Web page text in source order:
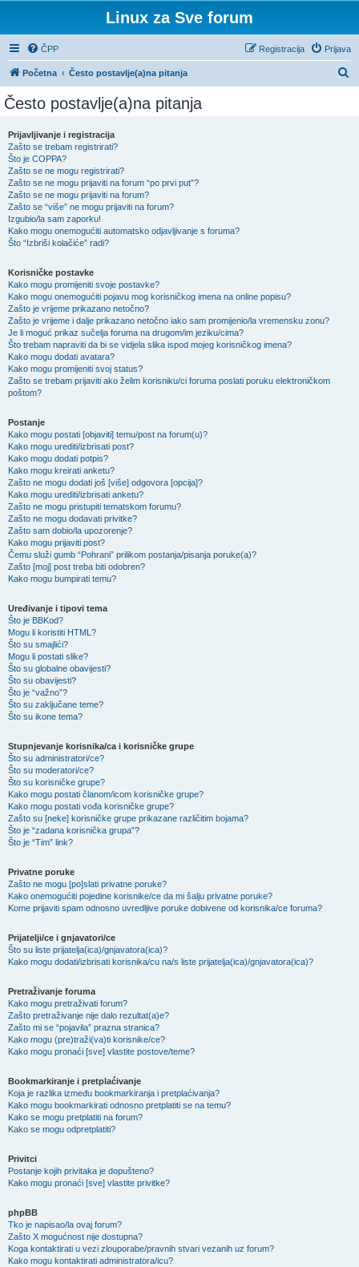
Linux za Sve forum
ČPP Prijava
Registracija
Početna Često postavlje(a)na pitanja
Često postavlje(a)na pitanja
Prijavljivanje i registracija
Zašto se trebam registrirati?
Što je COPPA?
Zašto se ne mogu registrirati?
Zašto se ne mogu prijaviti na forum “po prvi put”?
Zašto se ne mogu prijaviti na forum?
Zašto se “više” ne mogu prijaviti na forum?
Izgubio/la sam zaporku!
Kako mogu onemogućiti automatsko odjavljivanje s foruma?
Što “Izbriši kolačiće” radi?
Korisničke postavke
Kako mogu promijeniti svoje postavke?
Kako mogu onemogućiti pojavu mog korisničkog imena na online popisu?
Zašto je vrijeme prikazano netočno?
Zašto je vrijeme i dalje prikazano netočno iako sam promijenio/la vremensku zonu?
Je li moguć prikaz sučelja foruma na drugom/im jeziku/cima?
Što trebam napraviti da bi se vidjela slika ispod mojeg korisničkog imena?
Kako mogu dodati avatara?
Kako mogu promijeniti svoj status?
Zašto se trebam prijaviti ako želim korisniku/ci foruma poslati poruku elektroničkom
poštom?
Postanje
Kako mogu postati [objaviti] temu/post na forum(u)?
Kako mogu urediti/izbrisati post?
Kako mogu dodati potpis?
Kako mogu kreirati anketu?
Zašto ne mogu dodati još [više] odgovora [opcija]?
Kako mogu urediti/izbrisati anketu?
Zašto ne mogu pristupiti tematskom forumu?
Zašto ne mogu dodavati privitke?
Zašto sam dobio/la upozorenje?
Kako mogu prijaviti post?
Čemu služi gumb “Pohrani” prilikom postanja/pisanja poruke(a)?
Zašto [moj] post treba biti odobren?
Kako mogu bumpirati temu?
Uređivanje i tipovi tema
Što je BBKod?
Mogu li koristiti HTML?
Što su smajlići?
Mogu li postati slike?
Što su globalne obavijesti?
Što su obavijesti?
Što je “važno”?
Što su zaključane teme?
Što su ikone tema?
Stupnjevanje korisnika/ca i korisničke grupe
Što su administratori/ce?
Što su moderatori/ce?
Što su korisničke grupe?
Kako mogu postati članom/icom korisničke grupe?
Kako mogu postati vođa korisničke grupe?
Zašto su [neke] korisničke grupe prikazane različitim bojama?
Što je “zadana korisnička grupa”?
Što je “Tim” link?
Privatne poruke
Zašto ne mogu [po]slati privatne poruke?
Kako onemogućiti pojedine korisnike/ce da mi šalju privatne poruke?
Kome prijaviti spam odnosno uvredljive poruke dobivene od korisnika/ce foruma?
Prijatelji/ce i gnjavatori/ce
Što su liste prijatelja(ica)/gnjavatora(ica)?
Kako mogu dodati/izbrisati korisnika/cu na/s liste prijatelja(ica)/gnjavatora(ica)?
Pretraživanje foruma
Kako mogu pretraživati forum?
Zašto pretraživanje nije dalo rezultat(a)e?
Zašto mi se “pojavila” prazna stranica?
Kako mogu (pre)traži(va)ti korisnike/ce?
Kako mogu pronaći [sve] vlastite postove/teme?
Bookmarkiranje i pretplaćivanje
Koja je razlika između bookmarkiranja i pretplaćivanja?
Kako mogu bookmarkirati odnosno pretplatiti se na temu?
Kako se mogu pretplatiti na forum?
Kako se mogu odpretplatiti?
Privitci
Postanje kojih privitaka je dopušteno?
Kako mogu pronaći [sve] vlastite privitke?
phpBB
Tko je napisao/la ovaj forum?
Zašto X mogućnost nije dostupna?
Koga kontaktirati u vezi zlouporabe/pravnih stvari vezanih uz forum?
Kako mogu kontaktirati administratora/icu?